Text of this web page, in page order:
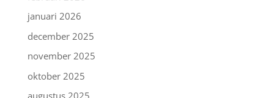
januari 2026
december 2025
november 2025
oktober 2025